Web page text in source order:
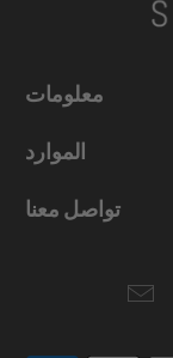
معلومات
الموارد
تواصل معنا